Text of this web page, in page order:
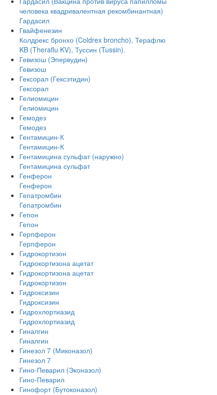
человека квадривалентная рекомбинантная)
Гардасил
Гвайфенезин
Колдрекс бронхо (Coldrex broncho), Терафлю
KB (Theraflu KV), Туссин (Tussin).
Гевизош (Эпервудин)
Гевизош
Гексорал (Гексэтидин)
Гексорал
Гелиомицин
Гелиомицин
Гемодез
Гемодез
Гентамицин-К
Гентамицин-К
Гентамицина сульфат (наружно)
Гентамицина сульфат
Генферон
Генферон
Гепатромбин
Гепатромбин
Гепон
Гепон
Герпферон
Герпферон
Гидрокортизон
Гидрокортизона ацетат
Гидрокортизона ацетат
Гидрокортизон
Гидроксизин
Гидроксизин
Гидрохлортиазид
Гидрохлортиазид
Гиналгин
Гиналгин
Гинезол 7 (Миконазол)
Гинезол 7
Гино-Певарил (Эконазол)
Гино-Певарил
Гинофорт (Бутоконазол)